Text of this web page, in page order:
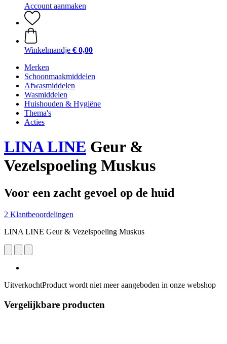
Account aanmaken
Winkelmandje € 0,00
Merken
Schoonmaakmiddelen
Afwasmiddelen
Wasmiddelen
Huishouden & Hygiëne
Thema's
Acties
LINA LINE Geur &
Vezelspoeling Muskus
Voor een zacht gevoel op de huid
2 Klantbeoordelingen
LINA LINE Geur & Vezelspoeling Muskus
UitverkochtProduct wordt niet meer aangeboden in onze webshop
Vergelijkbare producten